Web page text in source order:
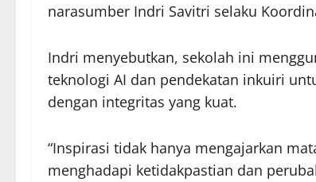
narasumber Indri Savitri selaku
Indri menyebutkan, sekolah ini
teknologi AI dan pendekatan inkuiri
dengan integritas yang kuat.
“Inspirasi tidak hanya mengajarkan
menghadapi ketidakpastian dan